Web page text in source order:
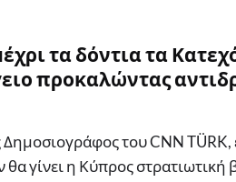
τα δόντια τα
προκαλώντας
Δημοσιογράφος του CNN
θα γίνει η Κύπρος